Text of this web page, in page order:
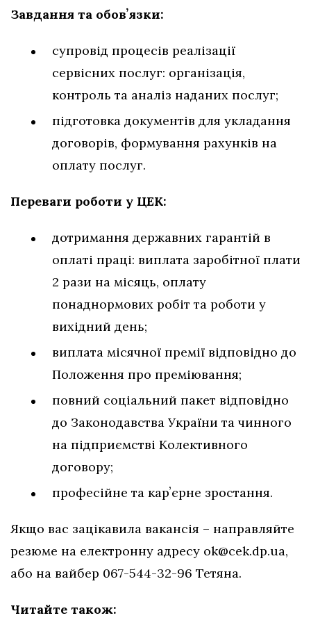
Завдання та обовʼязки:
супровід процесів реалізації
сервісних послуг: організація,
контроль та аналіз наданих послуг;
підготовка документів для укладання
договорів, формування рахунків на
оплату послуг.
Переваги роботи у ЦЕК:
дотримання державних гарантій в
оплаті праці: виплата заробітної плати
2 рази на місяць, оплату
понаднормових робіт та роботи у
вихідний день;
виплата місячної премії відповідно до
Положення про преміювання;
повний соціальний пакет відповідно
до Законодавства України та чинного
на підприємстві Колективного
договору;
професійне та карʼєрне зростання.
Якщо вас зацікавила вакансія – направляйте
резюме на електронну адресу ok@cek.dp.ua,
або на вайбер 067-544-32-96 Тетяна.
Читайте також: